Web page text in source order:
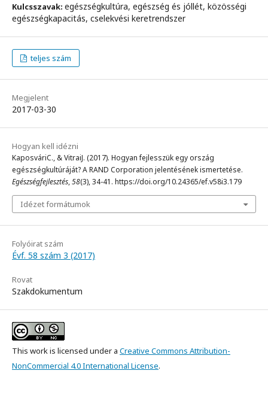
Kulcsszavak: egészségkultúra, egészség és jóllét, közösségi
egészségkapacitás, cselekvési keretrendszer
teljes szám
Megjelent
2017-03-30
Hogyan kell idézni
KaposváriC., & VitraiJ. (2017). Hogyan fejlesszük egy ország
egészségkultúráját? A RAND Corporation jelentésének ismertetése.
Egészségfejlesztés,58(3), 34-41. https://doi.org/10.24365/ef.v58i3.179
Idézet formátumok
Folyóirat szám
Évf. 58 szám 3 (2017)
Rovat
Szakdokumentum
This work is licensed under a Creative Commons Attribution-
NonCommercial 4.0 International License.